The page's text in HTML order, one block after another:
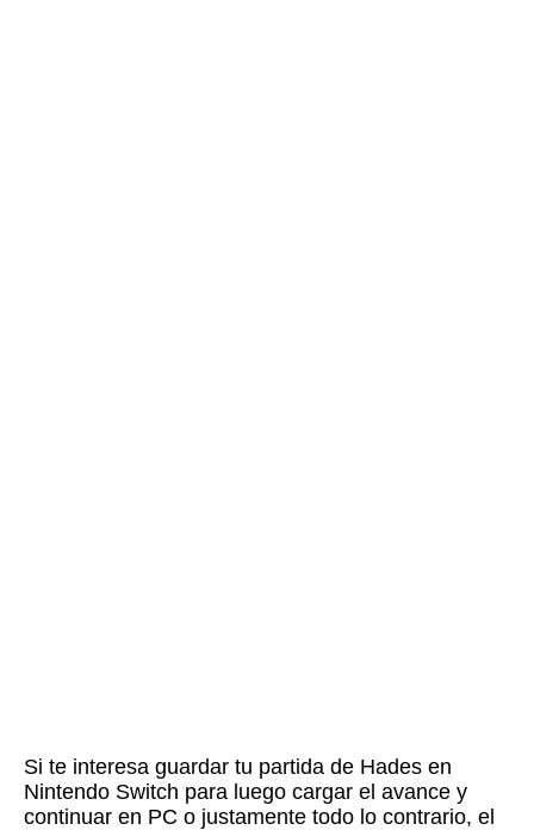
Si te interesa guardar tu partida de Hades en
Nintendo Switch para luego cargar el avance y
continuar en PC o justamente todo lo contrario, el